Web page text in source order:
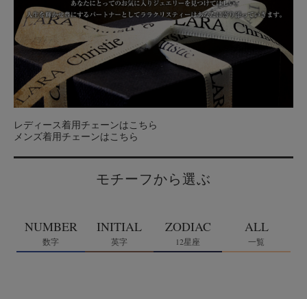
レディース着用チェーンはこちら
メンズ着用チェーンはこちら
モチーフから選ぶ
NUMBER
数字
INITIAL
英字
ZODIAC
12星座
ALL
一覧